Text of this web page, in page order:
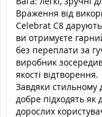
Враження від
Celebrat C8 дарують
ви отримуєте
без переплати за
виробник
якості відтворення.
Завдяки стильному
добре підходять як
дорослих